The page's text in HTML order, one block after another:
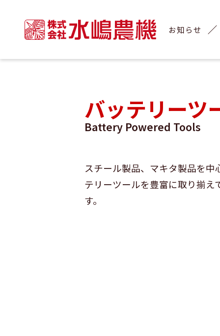
お知らせ
バッテリーツ
Battery Powered Tools
スチール製品、マキタ製品を中
テリーツールを豊富に取り揃え
す。